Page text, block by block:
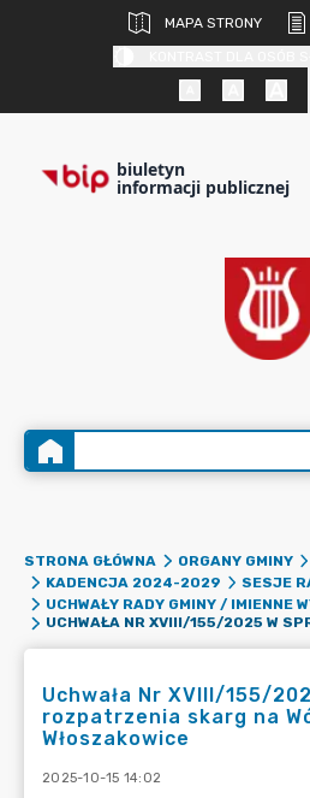
MAPA STRONY
biuletyn
informacji publicznej
STRONA GŁÓWNA ORGANY GMINY
KADENCJA 2024-2029
SESJE
UCHWAŁY RADY GMINY / IMIENNE
Uchwała Nr XVIII/155/
rozpatrzenia skarg na
Włoszakowice
2025-10-15 14:02